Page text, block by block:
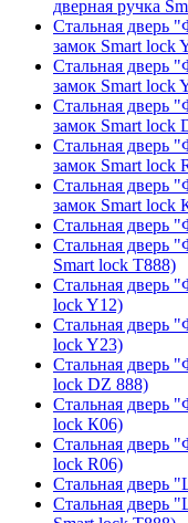
дверная ручка
Стальная дверь
замок Smart lock
Стальная дверь
замок Smart lock
Стальная дверь
замок Smart lock
Стальная дверь
замок Smart lock
Стальная дверь
замок Smart lock
Стальная дверь
Стальная дверь
Smart lock T888)
Стальная дверь
lock Y12)
Стальная дверь
lock Y23)
Стальная дверь
lock DZ 888)
Стальная дверь
lock К06)
Стальная дверь
lock R06)
Стальная дверь
Стальная дверь